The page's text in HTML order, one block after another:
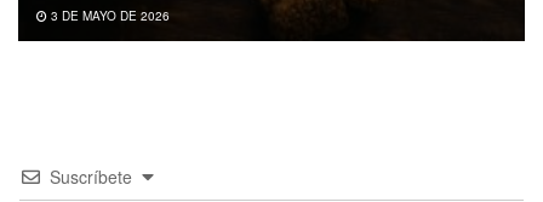
3 DE MAYO DE 2026
Suscríbete